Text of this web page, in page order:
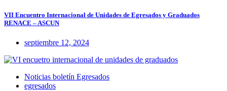
VII Encuentro Internacional de Unidades de Egresados y Graduados
RENACE – ASCUN
septiembre 12, 2024
Noticias boletín Egresados
egresados